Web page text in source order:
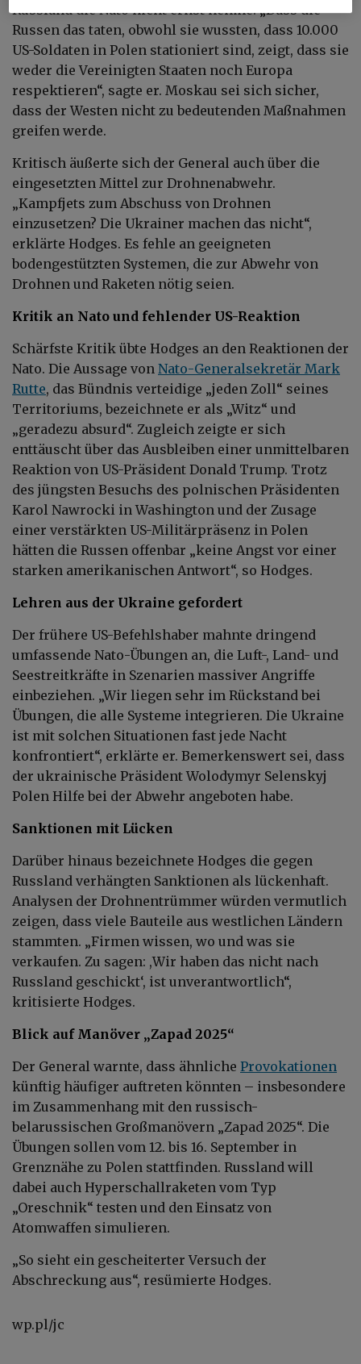
Russland die Nato nicht ernst nehme. „Dass die
Russen das taten, obwohl sie wussten, dass 10.000
US-Soldaten in Polen stationiert sind, zeigt, dass sie
weder die Vereinigten Staaten noch Europa
respektieren“, sagte er. Moskau sei sich sicher,
dass der Westen nicht zu bedeutenden Maßnahmen
greifen werde.
Kritisch äußerte sich der General auch über die
eingesetzten Mittel zur Drohnenabwehr.
„Kampfjets zum Abschuss von Drohnen
einzusetzen? Die Ukrainer machen das nicht“,
erklärte Hodges. Es fehle an geeigneten
bodengestützten Systemen, die zur Abwehr von
Drohnen und Raketen nötig seien.
Kritik an Nato und fehlender US-Reaktion
Schärfste Kritik übte Hodges an den Reaktionen der
Nato. Die Aussage von Nato-Generalsekretär Mark
Rutte, das Bündnis verteidige „jeden Zoll“ seines
Territoriums, bezeichnete er als „Witz“ und
„geradezu absurd“. Zugleich zeigte er sich
enttäuscht über das Ausbleiben einer unmittelbaren
Reaktion von US-Präsident Donald Trump. Trotz
des jüngsten Besuchs des polnischen Präsidenten
Karol Nawrocki in Washington und der Zusage
einer verstärkten US-Militärpräsenz in Polen
hätten die Russen offenbar „keine Angst vor einer
starken amerikanischen Antwort“, so Hodges.
Lehren aus der Ukraine gefordert
Der frühere US-Befehlshaber mahnte dringend
umfassende Nato-Übungen an, die Luft-, Land- und
Seestreitkräfte in Szenarien massiver Angriffe
einbeziehen. „Wir liegen sehr im Rückstand bei
Übungen, die alle Systeme integrieren. Die Ukraine
ist mit solchen Situationen fast jede Nacht
konfrontiert“, erklärte er. Bemerkenswert sei, dass
der ukrainische Präsident Wolodymyr Selenskyj
Polen Hilfe bei der Abwehr angeboten habe.
Sanktionen mit Lücken
Darüber hinaus bezeichnete Hodges die gegen
Russland verhängten Sanktionen als lückenhaft.
Analysen der Drohnentrümmer würden vermutlich
zeigen, dass viele Bauteile aus westlichen Ländern
stammten. „Firmen wissen, wo und was sie
verkaufen. Zu sagen: ,Wir haben das nicht nach
Russland geschickt‘, ist unverantwortlich“,
kritisierte Hodges.
Blick auf Manöver „Zapad 2025“
Der General warnte, dass ähnliche Provokationen
künftig häufiger auftreten könnten – insbesondere
im Zusammenhang mit den russisch-
belarussischen Großmanövern „Zapad 2025“. Die
Übungen sollen vom 12. bis 16. September in
Grenznähe zu Polen stattfinden. Russland will
dabei auch Hyperschallraketen vom Typ
„Oreschnik“ testen und den Einsatz von
Atomwaffen simulieren.
„So sieht ein gescheiterter Versuch der
Abschreckung aus“, resümierte Hodges.
wp.pl/jc